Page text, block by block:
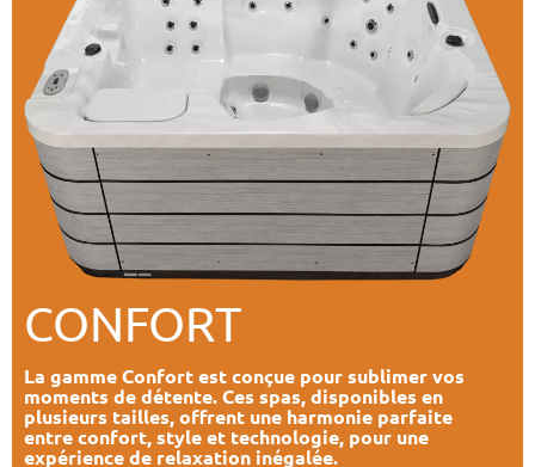
CONFORT
La gamme Confort est conçue pour sublimer vos
moments de détente. Ces spas, disponibles en
plusieurs tailles, offrent une harmonie parfaite
entre confort, style et technologie, pour une
expérience de relaxation inégalée.